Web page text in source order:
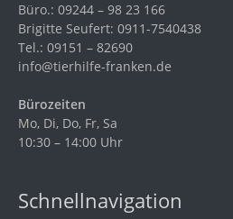
Büro.: 09244 – 98 23 166
Brigitte Seufert: 0911-7540438
Tel.: 09151 – 82690
info@tierhilfe-franken.de
Bürozeiten
Mo, Di, Do, Fr, Sa
10:30 – 14:00 Uhr
Schnellnavigation